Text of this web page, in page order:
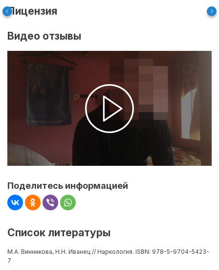
Лицензия
Видео отзывы
Поделитесь информацией
Список литературы
М.А. Винникова, Н.Н. Иванец // Наркология. ISBN: 978-5-9704-5423-
7